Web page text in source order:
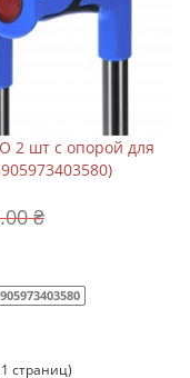
2 шт с опорой для
₴
страниц)